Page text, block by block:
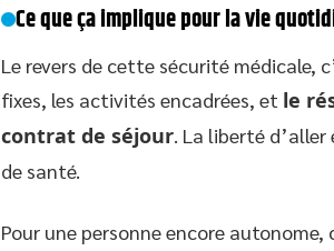
Ce que ça implique pour la vie
Le revers de cette sécurité médicale,
fixes, les activités encadrées, et le
contrat de séjour. La liberté
de santé.
Pour une personne encore